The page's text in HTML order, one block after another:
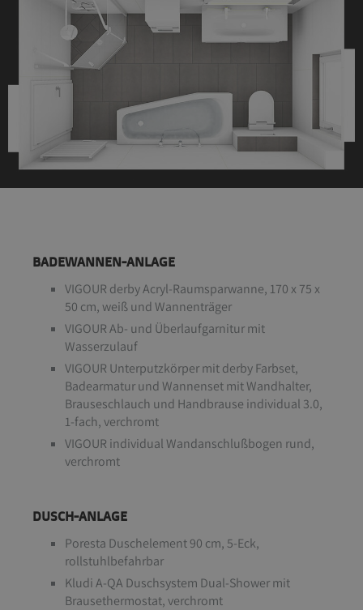
BADEWANNEN-ANLAGE
VIGOUR derby Acryl-Raumsparwanne, 170 x 75 x
50 cm, weiß und Wannenträger
VIGOUR Ab- und Überlaufgarnitur mit
Wasserzulauf
VIGOUR Unterputzkörper mit derby Farbset,
Badearmatur und Wannenset mit Wandhalter,
Brauseschlauch und Handbrause individual 3.0,
1-fach, verchromt
VIGOUR individual Wandanschlußbogen rund,
verchromt
DUSCH-ANLAGE
Poresta Duschelement 90 cm, 5-Eck,
rollstuhlbefahrbar
Kludi A-QA Duschsystem Dual-Shower mit
Brausethermostat, verchromt